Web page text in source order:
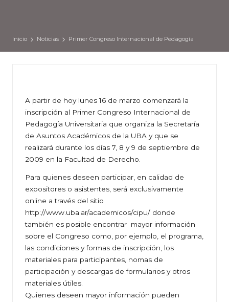
Inicio Noticias Primer Congreso Internacional de Pedagogía
A partir de hoy lunes 16 de marzo comenzará la
inscripción al Primer Congreso Internacional de
Pedagogía Universitaria que organiza la Secretaría
de Asuntos Académicos de la UBA y que se
realizará durante los días 7, 8 y 9 de septiembre de
2009 en la Facultad de Derecho.
Para quienes deseen participar, en calidad de
expositores o asistentes, será exclusivamente
online a través del sitio
http://www.uba.ar/academicos/cipu/ donde
también es posible encontrar mayor información
sobre el Congreso como, por ejemplo, el programa,
las condiciones y formas de inscripción, los
materiales para participantes, nomas de
participación y descargas de formularios y otros
materiales útiles.
Quienes deseen mayor información pueden